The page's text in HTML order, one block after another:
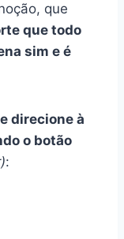
que
que todo
sim e é
direcione à
o botão
: